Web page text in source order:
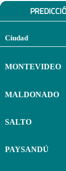
Ciudad
MONTEVIDEO
MALDONADO
SALTO
PAYSANDÚ